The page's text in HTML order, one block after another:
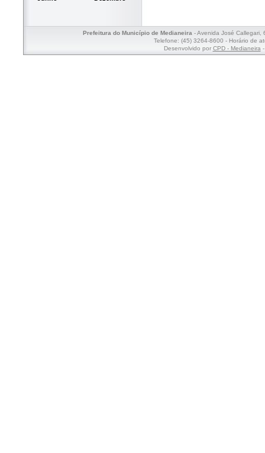
Prefeitura do Município de Medianeira- Avenida José Callegari,
Telefone: (45) 3264-8600 - Horário de
Desenvolvido por CPD - Medianeira-